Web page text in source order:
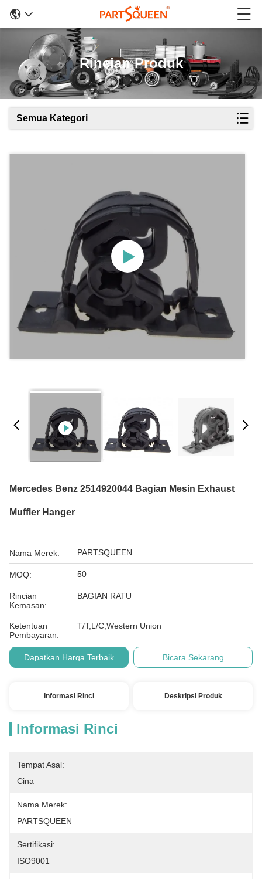
Rincian Produk
Semua Kategori
Mercedes Benz 2514920044 Bagian Mesin Exhaust
Muffler Hanger
Nama Merek: PARTSQUEEN
MOQ: 50
Rincian
Kemasan:
BAGIAN RATU
Ketentuan
Pembayaran:
T/T,L/C,Western Union
Dapatkan Harga Terbaik Bicara Sekarang
Informasi Rinci Deskripsi Produk
Informasi Rinci
Tempat Asal:
Cina
Nama Merek:
PARTSQUEEN
Sertifikasi:
ISO9001